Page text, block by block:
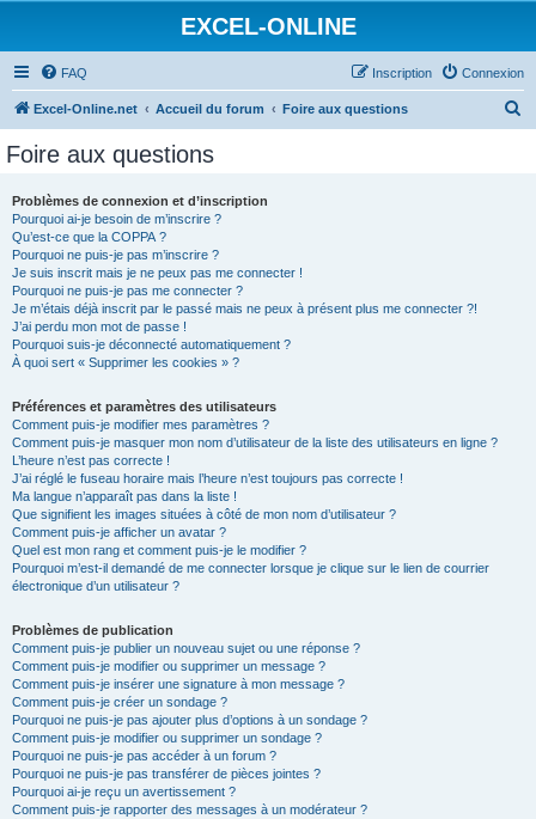
EXCEL-ONLINE
FAQ Connexion
Inscription
Excel-Online.net Accueil du forum Foire aux questions
Foire aux questions
Problèmes de connexion et d’inscription
Pourquoi ai-je besoin de m’inscrire ?
Qu’est-ce que la COPPA ?
Pourquoi ne puis-je pas m’inscrire ?
Je suis inscrit mais je ne peux pas me connecter !
Pourquoi ne puis-je pas me connecter ?
Je m’étais déjà inscrit par le passé mais ne peux à présent plus me connecter ?!
J’ai perdu mon mot de passe !
Pourquoi suis-je déconnecté automatiquement ?
À quoi sert « Supprimer les cookies » ?
Préférences et paramètres des utilisateurs
Comment puis-je modifier mes paramètres ?
Comment puis-je masquer mon nom d’utilisateur de la liste des utilisateurs en ligne ?
L’heure n’est pas correcte !
J’ai réglé le fuseau horaire mais l’heure n’est toujours pas correcte !
Ma langue n’apparaît pas dans la liste !
Que signifient les images situées à côté de mon nom d’utilisateur ?
Comment puis-je afficher un avatar ?
Quel est mon rang et comment puis-je le modifier ?
Pourquoi m’est-il demandé de me connecter lorsque je clique sur le lien de courrier
électronique d’un utilisateur ?
Problèmes de publication
Comment puis-je publier un nouveau sujet ou une réponse ?
Comment puis-je modifier ou supprimer un message ?
Comment puis-je insérer une signature à mon message ?
Comment puis-je créer un sondage ?
Pourquoi ne puis-je pas ajouter plus d’options à un sondage ?
Comment puis-je modifier ou supprimer un sondage ?
Pourquoi ne puis-je pas accéder à un forum ?
Pourquoi ne puis-je pas transférer de pièces jointes ?
Pourquoi ai-je reçu un avertissement ?
Comment puis-je rapporter des messages à un modérateur ?